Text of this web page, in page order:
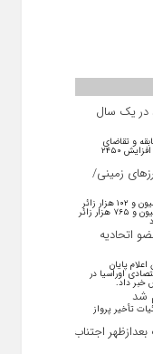
در یک سال
و تقاضای
حداکثری مواجه است، معاون برق و انرژی وزارت نیرو از افزایش ۲۴۵۰
از مرزهای زمینی/
رئیس مرکز مدیریت راه‌های کشور از خروج بیش از ۳ میلیون و ۱۰۲ هزار زائر
اربعین از مرزهای شش‌گانه زمینی و بازگشت حدود ۲ میلیون و ۷۶۵ هزار زائر
اتحادیه
پایان
اوراسیا در
خبر داد.
شد
تأخیر پرواز
اجتناب